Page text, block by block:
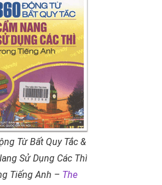
Từ Bất Quy Tắc &
Sử Dụng Các Thì
Tiếng Anh – The